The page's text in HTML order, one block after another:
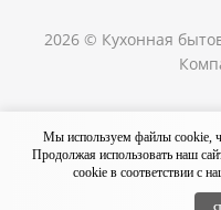
2026 © Кухонная
Мы используем файлы cookie,
Продолжая использовать наш
cookie в соответствии с